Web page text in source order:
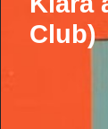
Club)